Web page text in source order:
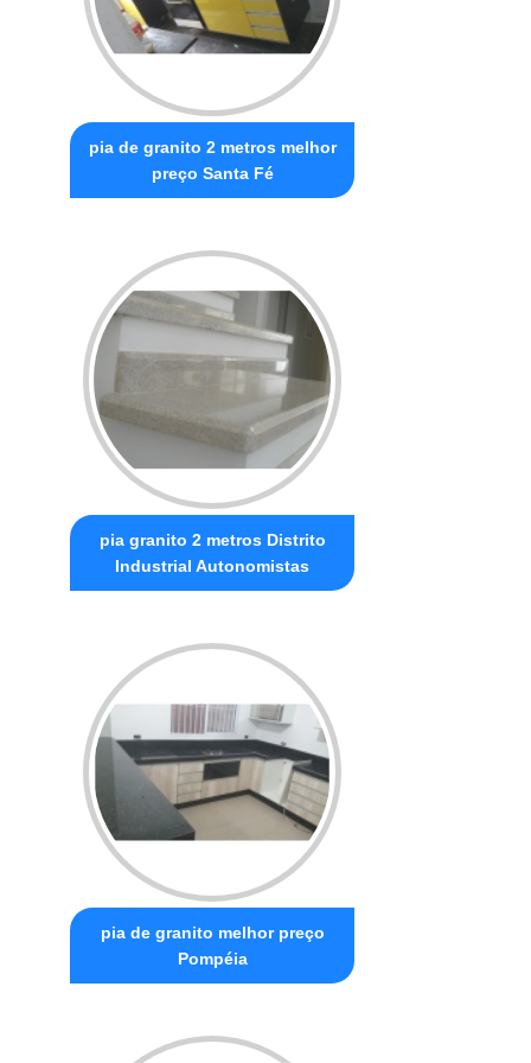
pia de granito 2 metros melhor
preço Santa Fé
pia granito 2 metros Distrito
Industrial Autonomistas
pia de granito melhor preço
Pompéia